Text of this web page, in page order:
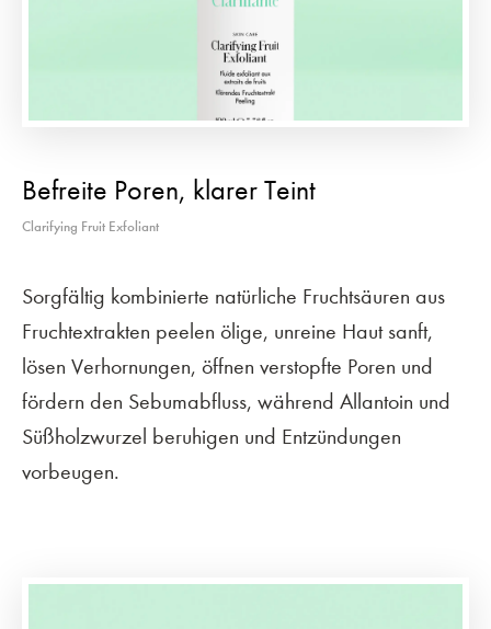
Befreite Poren, klarer Teint
Clarifying Fruit Exfoliant
Sorgfältig kombinierte natürliche Fruchtsäuren aus
Fruchtextrakten peelen ölige, unreine Haut sanft,
lösen Verhornungen, öffnen verstopfte Poren und
fördern den Sebumabfluss, während Allantoin und
Süßholzwurzel beruhigen und Entzündungen
vorbeugen.